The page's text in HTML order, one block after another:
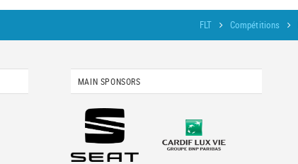
FLT Compétitions
MAIN SPONSORS